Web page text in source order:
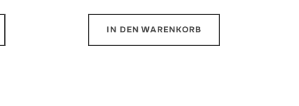
IN DEN WARENKORB